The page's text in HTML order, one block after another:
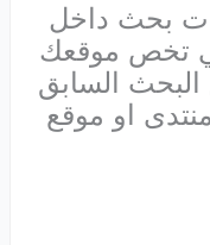
بحث داخل
تخص موقعك
السابق
او موقع